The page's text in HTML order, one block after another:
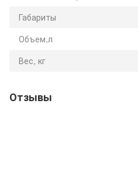
Габариты
Объем,л
Вес, кг
Отзывы